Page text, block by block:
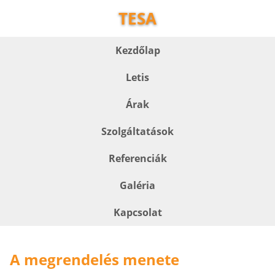
TESA
Kezdőlap
Letis
Árak
Szolgáltatások
Referenciák
Galéria
Kapcsolat
A megrendelés menete